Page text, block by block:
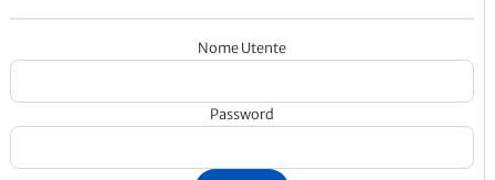
Nome Utente
Password